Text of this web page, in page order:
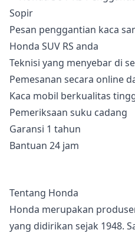
Pesan penggantian kaca
Honda SUV RS anda
Teknisi yang menyebar di
Pemesanan secara online
Kaca mobil berkualitas
Pemeriksaan suku cadang
Garansi 1 tahun
Bantuan 24 jam
Tentang Honda
Honda merupakan
yang didirikan sejak 1948.